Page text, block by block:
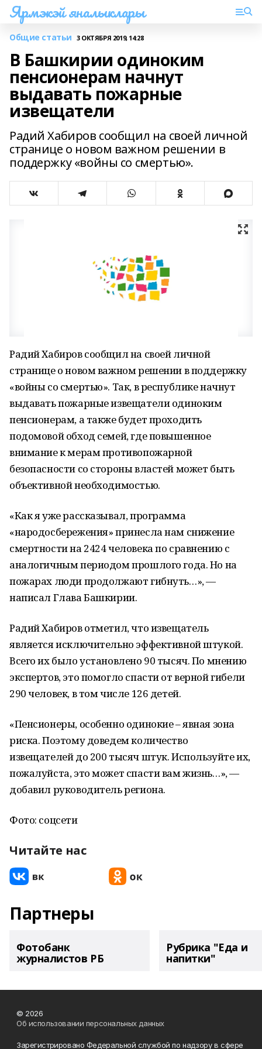
Ярмэкэй яналыклары
Общие статьи 3 ОКТЯБРЯ 2019, 14:28
В Башкирии одиноким
пенсионерам начнут
выдавать пожарные
извещатели
Радий Хабиров сообщил на своей личной
странице о новом важном решении в
поддержку «войны со смертью».
Радий Хабиров сообщил на своей личной
странице о новом важном решении в поддержку
«войны со смертью». Так, в республике начнут
выдавать пожарные извещатели одиноким
пенсионерам, а также будет проходить
подомовой обход семей, где повышенное
внимание к мерам противопожарной
безопасности со стороны властей может быть
объективной необходимостью.
«Как я уже рассказывал, программа
«народосбережения» принесла нам снижение
смертности на 2424 человека по сравнению с
аналогичным периодом прошлого года. Но на
пожарах люди продолжают гибнуть…», —
написал Глава Башкирии.
Радий Хабиров отметил, что извещатель
является исключительно эффективной штукой.
Всего их было установлено 90 тысяч. По мнению
экспертов, это помогло спасти от верной гибели
290 человек, в том числе 126 детей.
«Пенсионеры, особенно одинокие – явная зона
риска. Поэтому доведем количество
извещателей до 200 тысяч штук. Используйте их,
пожалуйста, это может спасти вам жизнь…», —
добавил руководитель региона.
Фото: соцсети
Читайте нас
Партнеры
Фотобанк
журналистов РБ
Рубрика "Еда и
напитки"
© 2026
Об использовании персональных данных
Зарегистрировано Федеральной службой по надзору в сфере